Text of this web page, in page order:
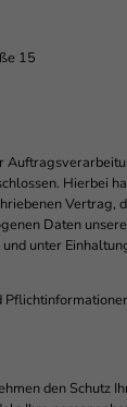
15
Hierbei
Vertrag,
Daten
unter
den Schutz